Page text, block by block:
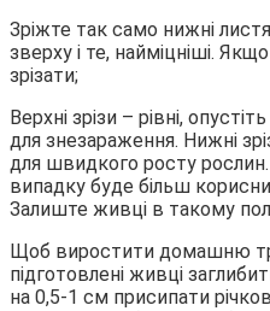
Зріжте так само нижні
зверху і те, найміцніші.
зрізати;
Верхні зрізи – рівні,
для знезараження. Нижні
для швидкого росту
випадку буде більш
Залиште живці в такому
Щоб виростити домашню
підготовлені живці
на 0,5-1 см присипати